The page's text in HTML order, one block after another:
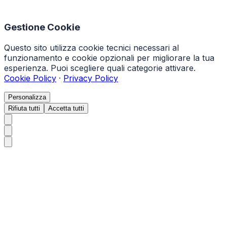
Gestione Cookie
Questo sito utilizza cookie tecnici necessari al
funzionamento e cookie opzionali per migliorare la tua
esperienza. Puoi scegliere quali categorie attivare.
Cookie Policy · Privacy Policy
Personalizza
Rifiuta tutti
Accetta tutti